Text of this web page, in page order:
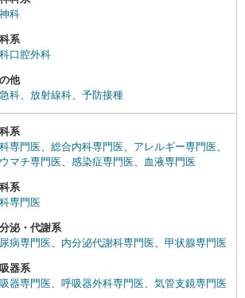
科
系
口腔外科
他
科
放射線科 予防接種
系
専門医
総合内科専門医 アレルギー専門医
マチ専門医
感染症専門医 血液専門医
系
専門医
泌・代謝系
病専門医
内分泌代謝科専門医 甲状腺専門医
器系
器専門医
呼吸器外科専門医 気管支鏡専門医